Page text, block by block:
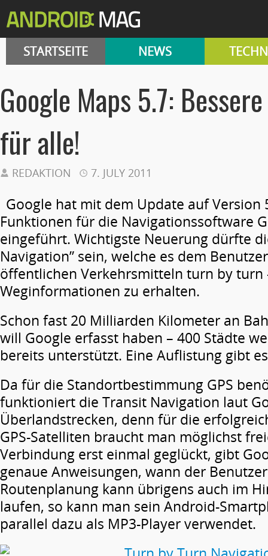
STARTSEITE NEWS
Google Maps 5.7:
für alle!
REDAKTION 7. JULY 2011
Google hat mit dem Update auf Version
Funktionen für die Navigationssoftware
eingeführt. Wichtigste Neuerung dürfte
Navigation” sein, welche es dem
öffentlichen Verkehrsmitteln turn by turn
Weginformationen zu erhalten.
Schon fast 20 Milliarden Kilometer an
will Google erfasst haben – 400 Städte
bereits unterstützt. Eine Auflistung gibt
Da für die Standortbestimmung GPS
funktioniert die Transit Navigation laut
Überlandstrecken, denn für die
GPS-Satelliten braucht man möglichst
Verbindung erst einmal geglückt, gibt
genaue Anweisungen, wann der
Routenplanung kann übrigens auch im
laufen, so kann man sein Android-
parallel dazu als MP3-Player verwendet.